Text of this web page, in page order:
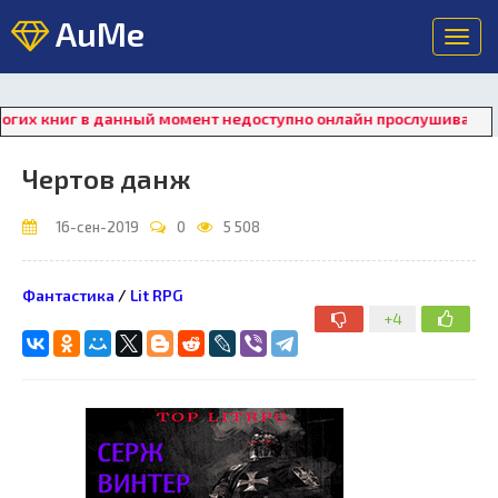
AuMe
в данный момент недоступно онлайн прослушивание.
Чертов данж
16-сен-2019 0 5 508
+4
Фантастика / Lit RPG